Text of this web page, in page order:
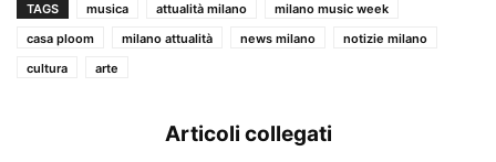
TAGS musica attualità milano
milano music week
casa ploom
milano attualità news milano
notizie milano
cultura
arte
Articoli collegati